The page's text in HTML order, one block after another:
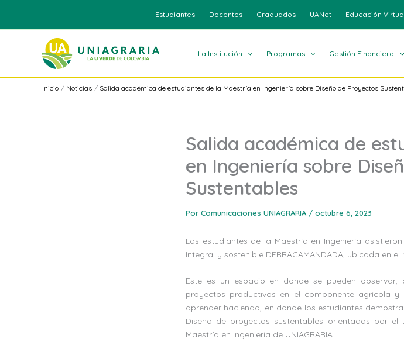
contenido
Estudiantes Docentes Graduados UANet Educación
La Institución Programas Gestión Financiera
Inicio Noticias Salida académica de estudiantes de la Maestría en Ingeniería sobre Diseño de Proyectos
Salida académica de
en Ingeniería sobre
Sustentables
Por Comunicaciones UNIAGRARIA / octubre 6, 2023
Los estudiantes de la Maestría en Ingeniería
Integral y sostenible DERRACAMANDADA, ubicada en
Este es un espacio en donde se pueden
proyectos productivos en el componente agrícola
aprender haciendo, en donde los estudiantes
Diseño de proyectos sustentables orientadas por
Maestría en Ingeniería de UNIAGRARIA.